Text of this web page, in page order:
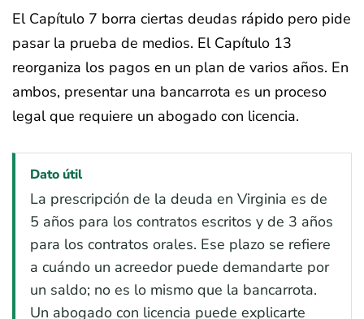
El Capítulo 7 borra ciertas deudas rápido pero pide
pasar la prueba de medios. El Capítulo 13
reorganiza los pagos en un plan de varios años. En
ambos, presentar una bancarrota es un proceso
legal que requiere un abogado con licencia.
Dato útil
La prescripción de la deuda en Virginia es de
5 años para los contratos escritos y de 3 años
para los contratos orales. Ese plazo se refiere
a cuándo un acreedor puede demandarte por
un saldo; no es lo mismo que la bancarrota.
Un abogado con licencia puede explicarte